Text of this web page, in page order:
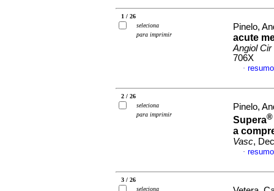
1 / 26
seleciona
para imprimir
Pinelo,
acute
Angiol Cir
706X
·
2 / 26
seleciona
para imprimir
Pinelo,
Supera®
a
Vasc,
·
3 / 26
seleciona